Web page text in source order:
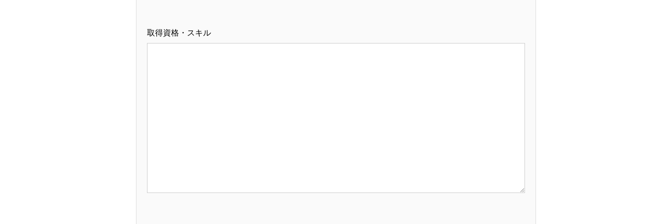
取得資格・スキル